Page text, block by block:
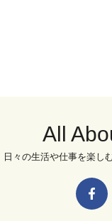
All
日々の生活や仕事を楽し